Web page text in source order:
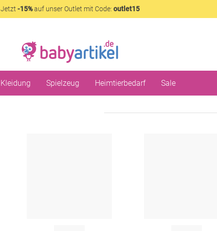
Jetzt -15%auf unser Outlet mit Code: outlet15
Kleidung Spielzeug Heimtierbedarf Sale